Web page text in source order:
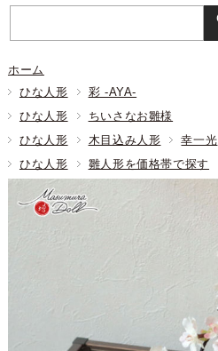
ホーム
ひな人形
彩 -AYA-
ひな人形
ちいさなお雛様
ひな人形
木目込み人形
幸一光
ひな人形
雛人形を価格帯で探す